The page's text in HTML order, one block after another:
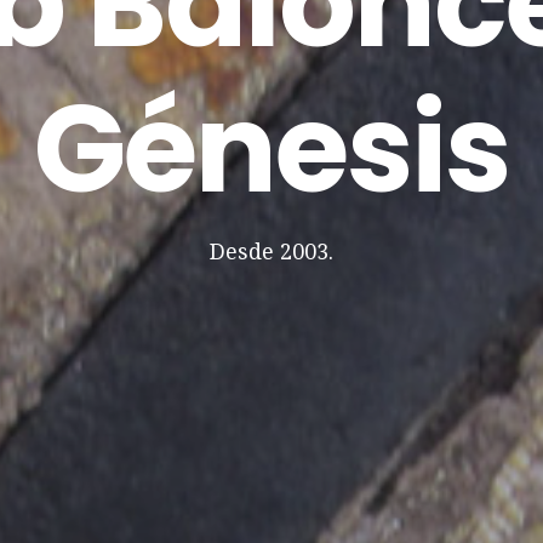
Génesis
Desde 2003.